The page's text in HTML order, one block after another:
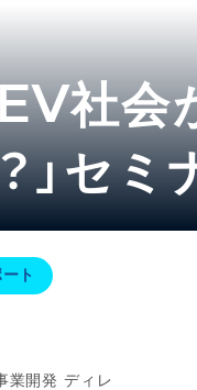
EV社
」セ
ト
業開発 ディレ